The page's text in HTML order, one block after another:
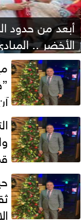
أبعد من حدود
الأخضر ..
بصفارة الحكم
فوضى الطلاق